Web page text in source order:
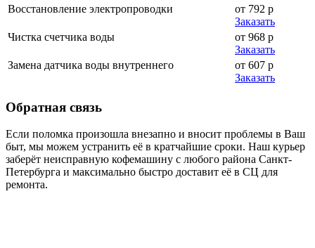
Восстановление электропроводки
от 792 р
Заказать
Чистка счетчика воды
от 968 р
Заказать
Замена датчика воды внутреннего
от 607 р
Заказать
Обратная связь
Если поломка произошла внезапно и вносит проблемы в Ваш
быт, мы можем устранить её в кратчайшие сроки. Наш курьер
заберёт неисправную кофемашину с любого района Санкт-
Петербурга и максимально быстро доставит её в СЦ для
ремонта.